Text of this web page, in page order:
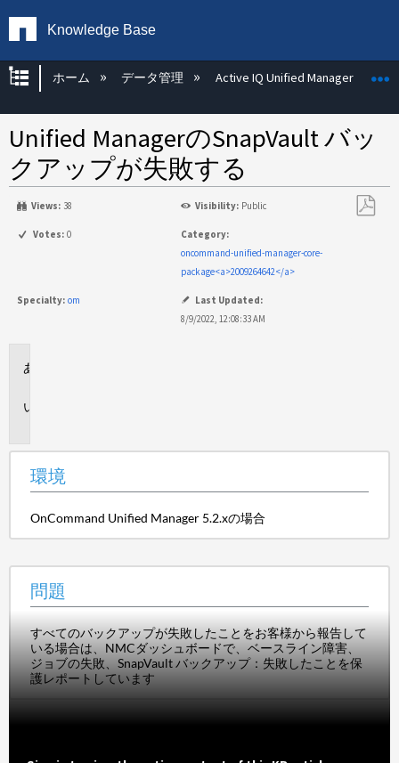
Knowledge Base
グローバル階層を展開/折りたたむ
ホーム データ管理 Active IQ Unified Manager
Unified ManagerのSnapVault バッ
クアップが失敗する
Views: 38 Visibility: Public
Votes: 0
Category:
oncommand-unified-manager-core-
package<a>2009264642</a>
Specialty: om
Last Updated:
8/9/2022, 12:08:33 AM
環境
OnCommand Unified Manager 5.2.xの場合
問題
すべてのバックアップが失敗したことをお客様から報告して
いる場合は、NMCダッシュボードで、ベースライン障害、
ジョブの失敗、SnapVault バックアップ：失敗したことを保
護レポートしています